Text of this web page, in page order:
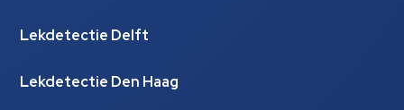
Lekdetectie Delft
Lekdetectie Den Haag